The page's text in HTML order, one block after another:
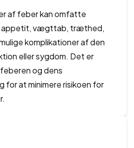
af feber kan omfatte
appetit, vægttab, træthed,
komplikationer af den
eller sygdom. Det er
og dens
for at minimere risikoen for